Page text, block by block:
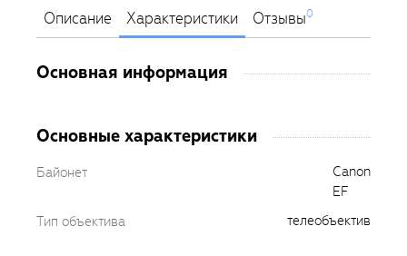
Описание Характеристики Отзывы0
Основная информация
Основные характеристики
Байонет
Canon
EF
Тип объектива
телеобъектив